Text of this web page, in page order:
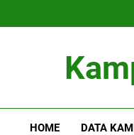
HOME DATA